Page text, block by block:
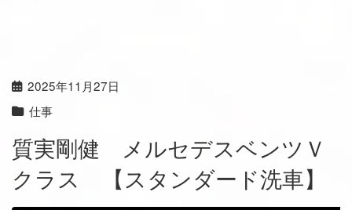
2025年11月27日
仕事
質実剛健 メルセデスベンツＶ
クラス 【スタンダード洗車】